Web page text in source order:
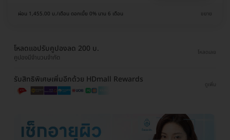
ผ่อน 1,455.00 บ./เดือน ดอกเบี้ย 0% นาน 6 เดือน ขยาย
โหลดแอปรับคูปองลด 200 บ.
คูปองมีจำนวนจำกัด
โหลดเลย
รับสิทธิพิเศษเพิ่มอีกด้วย HDmall Rewards
ดูเพิ่ม